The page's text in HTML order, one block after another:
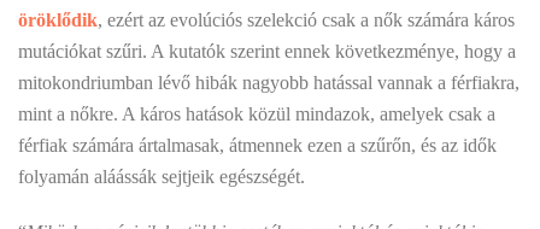
öröklődik, ezért az evolúciós szelekció csak a nők számára káros
mutációkat szűri. A kutatók szerint ennek következménye, hogy a
mitokondriumban lévő hibák nagyobb hatással vannak a férfiakra,
mint a nőkre. A káros hatások közül mindazok, amelyek csak a
férfiak számára ártalmasak, átmennek ezen a szűrőn, és az idők
folyamán aláássák sejtjeik egészségét.